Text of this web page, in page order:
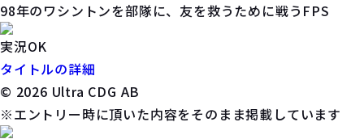
98年のワシントンを部隊に、友を救うために戦うFPS
実況OK
タイトルの詳細
© 2026 Ultra CDG AB
※エントリー時に頂いた内容をそのまま掲載しています